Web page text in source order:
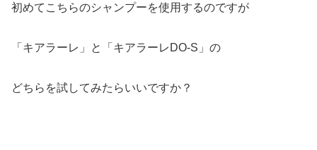
初めてこちらのシャンプーを使用するのですが
「キアラーレ」と「キアラーレDO-S」の
どちらを試してみたらいいですか？